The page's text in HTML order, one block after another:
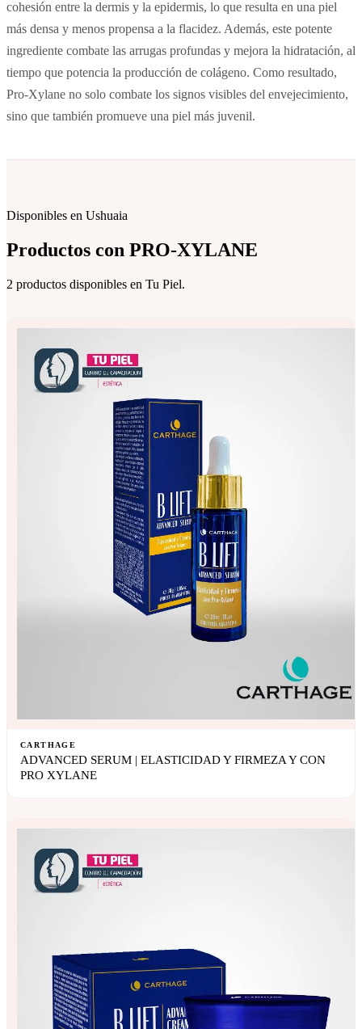
cohesión entre la dermis y la epidermis, lo que resulta en una piel
más densa y menos propensa a la flacidez. Además, este potente
ingrediente combate las arrugas profundas y mejora la hidratación, al
tiempo que potencia la producción de colágeno. Como resultado,
Pro-Xylane no solo combate los signos visibles del envejecimiento,
sino que también promueve una piel más juvenil.
Disponibles en Ushuaia
Productos con PRO-XYLANE
2 productos disponibles en Tu Piel.
CARTHAGE
ADVANCED SERUM | ELASTICIDAD Y FIRMEZA Y CON
PRO XYLANE